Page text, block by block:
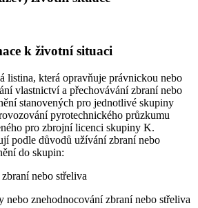
k životní situaci
listina, která opravňuje právnickou nebo
vlastnictví a přechovávání zbraní nebo
stanovených pro jednotlivé skupiny
pyrotechnického průzkumu
pro zbrojní licenci skupiny K.
podle důvodů užívání zbraní nebo
do skupin:
nebo střeliva
nebo znehodnocování zbraní nebo střeliva